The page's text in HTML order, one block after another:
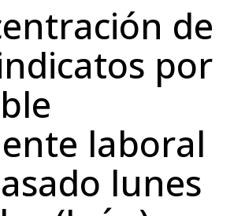
de
por
laboral
lunes